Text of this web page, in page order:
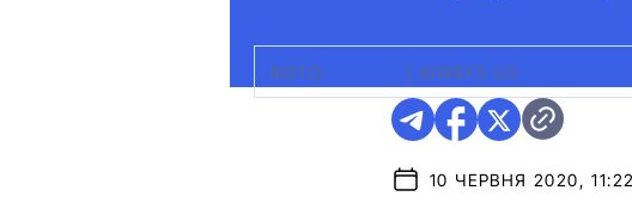
ФОТО: AIWAYS U5
10 ЧЕРВНЯ 2020, 11:22